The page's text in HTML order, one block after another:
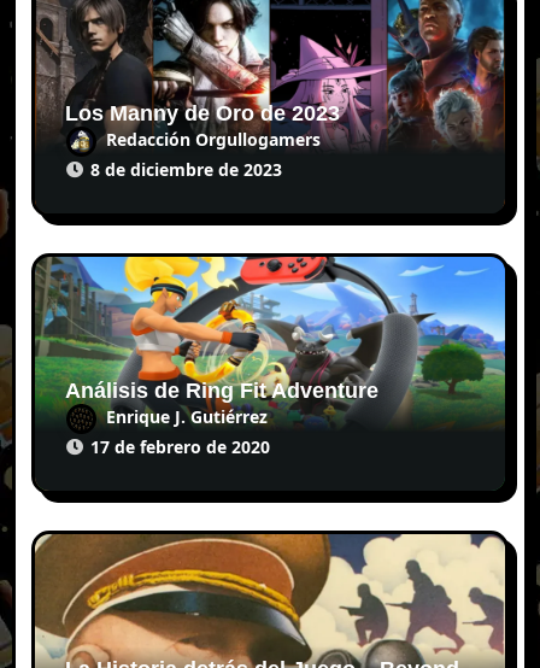
Los Manny de Oro de 2023
Redacción Orgullogamers
8 de diciembre de 2023
Análisis de Ring Fit Adventure
Enrique J. Gutiérrez
17 de febrero de 2020